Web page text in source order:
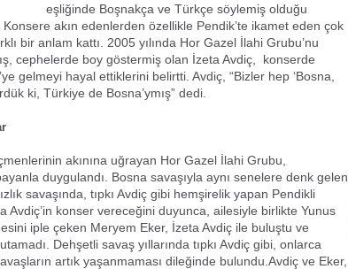
eşliğinde Boşnakça ve Türkçe söylemiş olduğu
akın edenlerden özellikle Pendik’te ikamet eden çok
bir anlam kattı. 2005 yılında Hor Gazel İlahi Grubu’nu
cephelerde boy göstermiş olan İzeta Avdiç, konserde
gelmeyi hayal ettiklerini belirtti. Avdiç, “Bizler hep ‘Bosna,
ki, Türkiye de Bosna’ymış” dedi.
akınına uğrayan Hor Gazel İlahi Grubu,
duygulandı. Bosna savaşıyla aynı senelere denk gelen
savaşında, tıpkı Avdiç gibi hemşirelik yapan Pendikli
konser vereceğini duyunca, ailesiyle birlikte Yunus
iple çeken Meryem Eker, İzeta Avdiç ile buluştu ve
Dehşetli savaş yıllarında tıpkı Avdiç gibi, onlarca
artık yaşanmaması dileğinde bulundu.Avdiç ve Eker,